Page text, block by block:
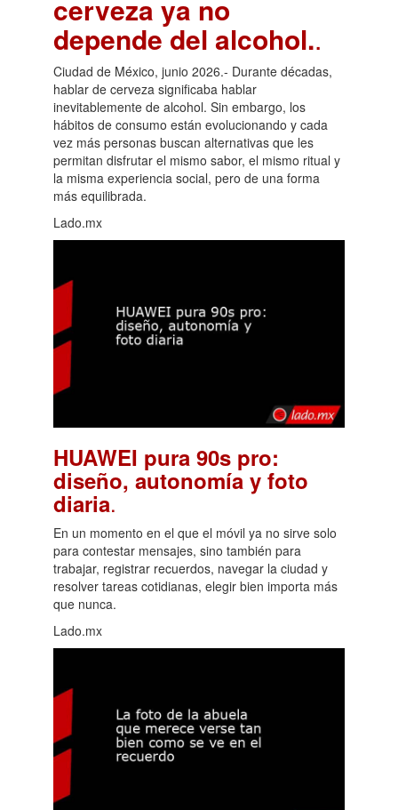
cerveza ya no
depende del alcohol..
Ciudad de México, junio 2026.- Durante décadas,
hablar de cerveza significaba hablar
inevitablemente de alcohol. Sin embargo, los
hábitos de consumo están evolucionando y cada
vez más personas buscan alternativas que les
permitan disfrutar el mismo sabor, el mismo ritual y
la misma experiencia social, pero de una forma
más equilibrada.
Lado.mx
HUAWEI pura 90s pro:
diseño, autonomía y foto
diaria.
En un momento en el que el móvil ya no sirve solo
para contestar mensajes, sino también para
trabajar, registrar recuerdos, navegar la ciudad y
resolver tareas cotidianas, elegir bien importa más
que nunca.
Lado.mx